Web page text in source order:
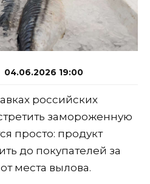
04.06.2026 19:00
российских
замороженную
просто: продукт
до покупателей за
места вылова.